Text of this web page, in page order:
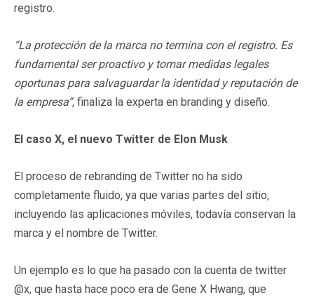
registro.
“La protección de la marca no termina con el registro. Es
fundamental ser proactivo y tomar medidas legales
oportunas para salvaguardar la identidad y reputación de
la empresa”, finaliza la experta en branding y diseño.
El caso X, el nuevo Twitter de Elon Musk
El proceso de rebranding de Twitter no ha sido
completamente fluido, ya que varias partes del sitio,
incluyendo las aplicaciones móviles, todavía conservan la
marca y el nombre de Twitter.
Un ejemplo es lo que ha pasado con la cuenta de twitter
@x, que hasta hace poco era de Gene X Hwang, que